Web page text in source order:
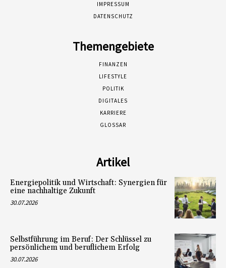
IMPRESSUM
DATENSCHUTZ
Themengebiete
FINANZEN
LIFESTYLE
POLITIK
DIGITALES
KARRIERE
GLOSSAR
Artikel
Energiepolitik und Wirtschaft: Synergien für
eine nachhaltige Zukunft
30.07.2026
Selbstführung im Beruf: Der Schlüssel zu
persönlichem und beruflichem Erfolg
30.07.2026